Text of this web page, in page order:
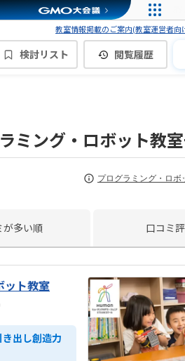
教室情報掲載のご案内(教室運営者向
検討リスト 閲覧履歴
ミング・ロボット教
プログラミング・ロボ
が多い順 口コミ
ット教室
出し創造力